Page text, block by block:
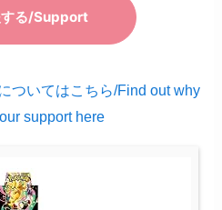
ついてはこちら/Find out why
support here